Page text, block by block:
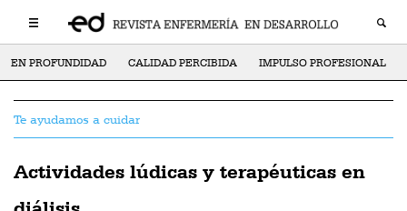
EN PROFUNDIDAD CALIDAD PERCIBIDA IMPULSO PROFESIONAL
Te ayudamos a cuidar
Actividades lúdicas y terapéuticas en